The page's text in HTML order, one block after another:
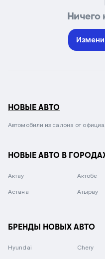
Ничего
НОВЫЕ АВТО
Автомобили из салона от
НОВЫЕ АВТО В
Актау Актобе
Астана Атырау
БРЕНДЫ НОВЫХ АВТО
Hyundai Chery